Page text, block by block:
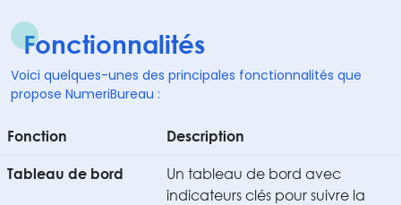
Fonctionnalités
Voici quelques-unes des principales fonctionnalités que
propose NumeriBureau :
Fonction Description
Tableau de bord
Un tableau de bord avec
indicateurs clés pour suivre la